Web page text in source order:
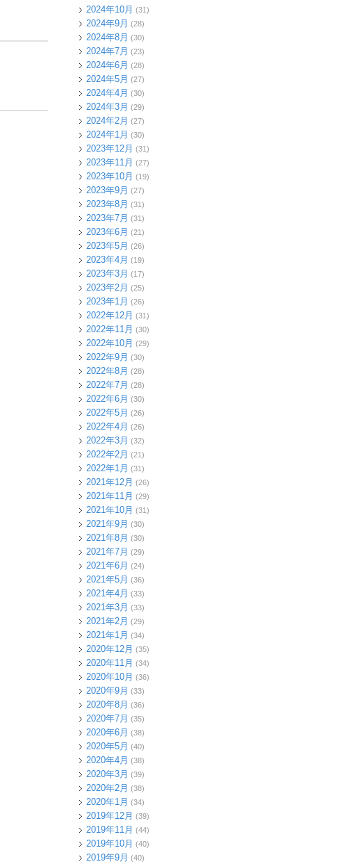
2024年10月 (31)
2024年9月 (28)
2024年8月 (30)
2024年7月 (23)
2024年6月 (28)
2024年5月 (27)
2024年4月 (30)
2024年3月 (29)
2024年2月 (27)
2024年1月 (30)
2023年12月 (31)
2023年11月 (27)
2023年10月 (19)
2023年9月 (27)
2023年8月 (31)
2023年7月 (31)
2023年6月 (21)
2023年5月 (26)
2023年4月 (19)
2023年3月 (17)
2023年2月 (25)
2023年1月 (26)
2022年12月 (31)
2022年11月 (30)
2022年10月 (29)
2022年9月 (30)
2022年8月 (28)
2022年7月 (28)
2022年6月 (30)
2022年5月 (26)
2022年4月 (26)
2022年3月 (32)
2022年2月 (21)
2022年1月 (31)
2021年12月 (26)
2021年11月 (29)
2021年10月 (31)
2021年9月 (30)
2021年8月 (30)
2021年7月 (29)
2021年6月 (24)
2021年5月 (36)
2021年4月 (33)
2021年3月 (33)
2021年2月 (29)
2021年1月 (34)
2020年12月 (35)
2020年11月 (34)
2020年10月 (36)
2020年9月 (33)
2020年8月 (36)
2020年7月 (35)
2020年6月 (38)
2020年5月 (40)
2020年4月 (38)
2020年3月 (39)
2020年2月 (38)
2020年1月 (34)
2019年12月 (39)
2019年11月 (44)
2019年10月 (40)
2019年9月 (40)